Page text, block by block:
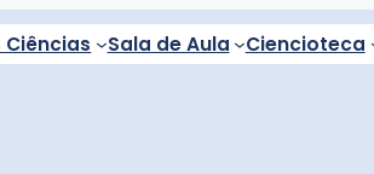
Sala de Aula Ciencioteca